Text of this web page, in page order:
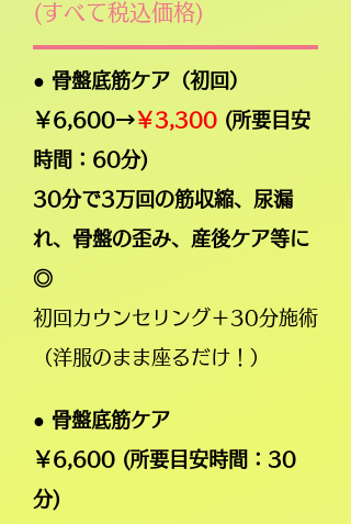
(すべて税込価格)
● 骨盤底筋ケア（初回）
￥6,600→￥3,300 (所要目安
時間：60分)
30分で3万回 の筋収縮、尿漏
れ、骨盤の歪み、産後ケア等に
◎
初回カウンセリング＋30分施術
（洋服のまま座るだけ！）
● 骨盤底筋ケア
￥6,600 (所要目安時間：30
分)